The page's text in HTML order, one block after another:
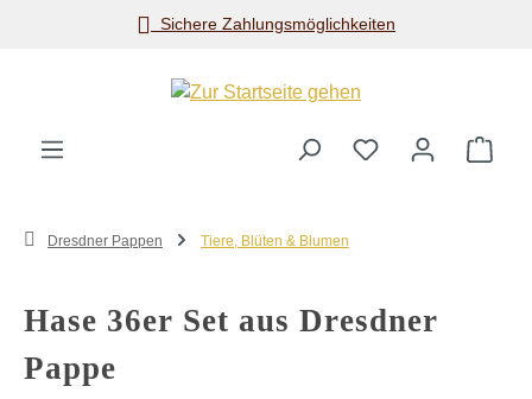
Zum Hauptinhalt springenSichere Zahlungsmöglichkeiten
Dresdner Pappen Tiere, Blüten & Blumen
Hase 36er Set aus Dresdner
Pappe